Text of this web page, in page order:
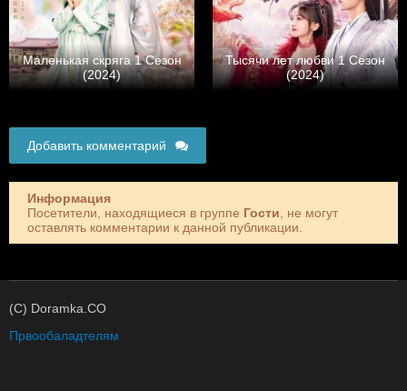
Маленькая скряга 1 Сезон
(2024)
Тысячи лет любви 1 Сезон
(2024)
Добавить комментарий
Информация
Посетители, находящиеся в группе Гости , не могут
оставлять комментарии к данной публикации.
(C) Doramka.CO
Првообаладтелям